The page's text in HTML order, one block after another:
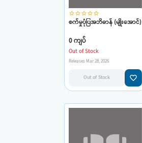
star_borderstar_borderstar_borderstar_borderstar_border
စက်မှုပုံပြအဘိဓာန် (မျိုးအောင်)
0 ကျပ်
Out of Stock
Releases Mar 28, 2026
Out of Stock favorite_border